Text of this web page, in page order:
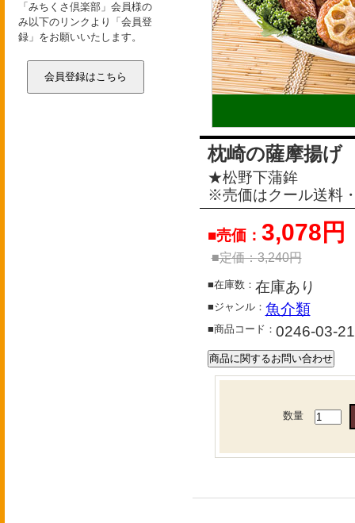
枕崎の薩摩揚げ
★松野下蒲鉾
※売価はクール送料
■売価： 3,078円
■定価：3,240円
■在庫数： 在庫あり
■ジャンル： 魚介類
■商品コード： 0246-03-
数量
「みちくさ倶楽部」会員様の
み以下のリンクより「会員登
録」をお願いいたします。
会員登録はこちら